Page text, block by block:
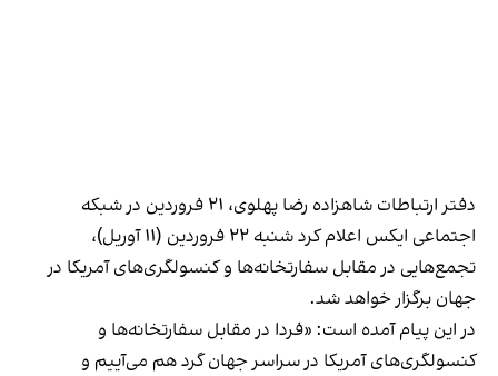
دفتر ارتباطات شاهزاده رضا پهلوی، ۲۱ فروردین در شبکه
اجتماعی ایکس اعلام کرد شنبه ۲۲ فروردین (۱۱ آوریل)،
تجمع‌هایی در مقابل سفارتخانه‌ها و کنسولگری‌های آمریکا در
جهان برگزار خواهد شد.
در این پیام آمده است: «فردا در مقابل سفارتخانه‌ها و
کنسولگری‌های آمریکا در سراسر جهان گرد هم می‌آییم و